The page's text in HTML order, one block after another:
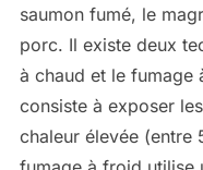
saumon fumé, le
porc. Il existe deux
à chaud et le fumage
consiste à exposer
chaleur élevée (entre